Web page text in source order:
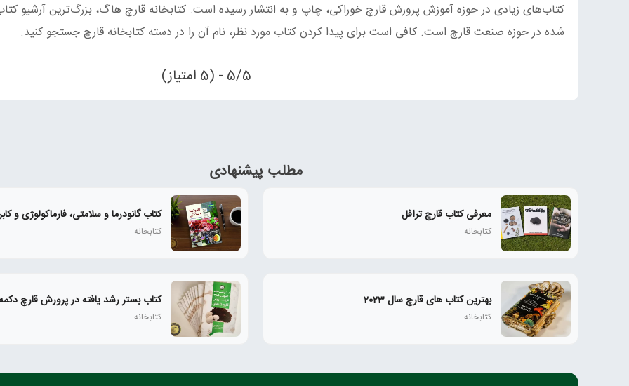
کتاب‌های زیادی در حوزه آموزش پرورش قارچ خوراکی، چاپ و به انتشار رسیده است. کتابخانه قارچ هاگ، بزرگ‌ترین آرشیو
شده در حوزه صنعت قارچ است. کافی است برای پیدا کردن کتاب مورد نظر، نام آن را در دسته کتابخانه قارچ جستجو کنید.
5/5 - (5 امتیاز)
مطلب پیشنهادی
معرفی کتاب قارچ ترافل
کتابخانه
کتاب گانودرما و سلامتی، فارماکولوژی و
کتابخانه
بهترین کتاب های قارچ سال 2023
کتابخانه
کتاب بستر رشد یافته در پرورش قارچ
کتابخانه